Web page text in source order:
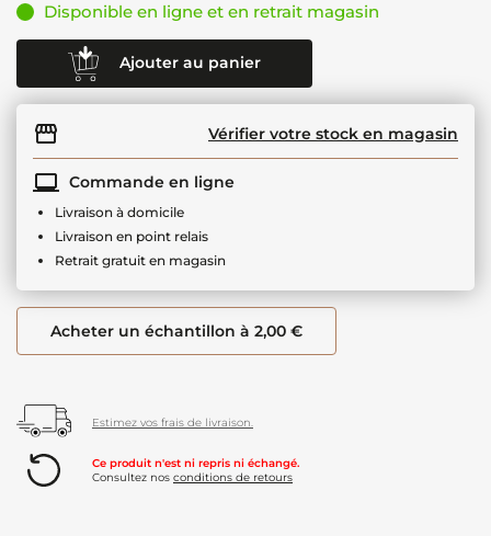
Disponible en ligne et en retrait magasin
Ajouter au panier
Vérifier votre stock en magasin
Commande en ligne
Livraison à domicile
Livraison en point relais
Retrait gratuit en magasin
Acheter un échantillon à 2,00 €
Estimez vos frais de livraison.
Ce produit n'est ni repris ni échangé.
Consultez nos conditions de retours